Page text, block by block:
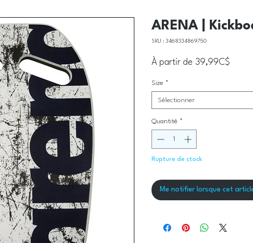
ARENA |
SKU : 3468334869750
À partir de 39,99C$
Size *
Sélectionner
Quantité *
Rupture de stock
Me notifier lorsque cet